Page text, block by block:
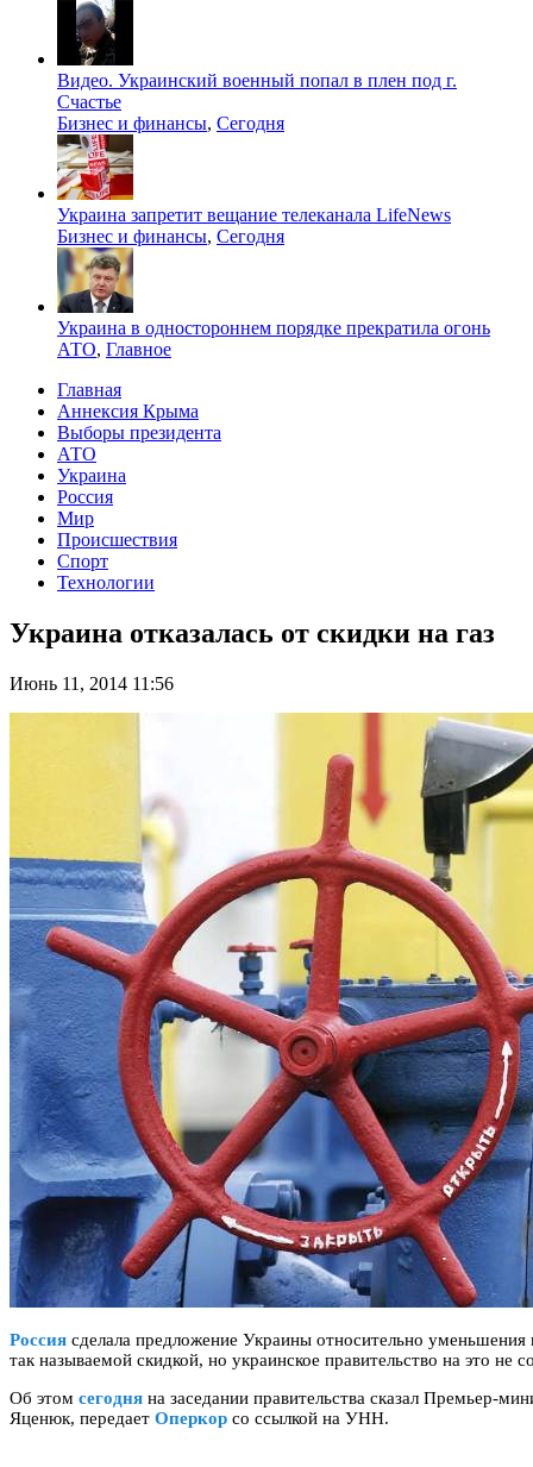
Видео. Украинский военный попал в плен под г.
Счастье
Бизнес и финансы, Сегодня
Украина запретит вещание телеканала LifeNews
Бизнес и финансы, Сегодня
Украина в одностороннем порядке прекратила огонь
АТО, Главное
Главная
Аннексия Крыма
Выборы президента
АТО
Украина
Россия
Мир
Происшествия
Спорт
Технологии
Украина отказалась от скидки на газ
Июнь 11, 2014 11:56
Россия сделала предложение Украины относительно уменьшения
так называемой скидкой, но украинское правительство на это не
Об этом сегодня на заседании правительства сказал Премьер-
Яценюк, передает Оперкор со ссылкой на УНН.